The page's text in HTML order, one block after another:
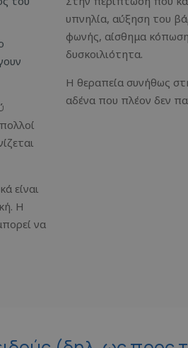
είναι
Η
να
υπνηλία, αύξηση του
φωνής, αίσθημα
δυσκοιλιότητα.
Η θεραπεία συνήθως
αδένα που πλέον δεν